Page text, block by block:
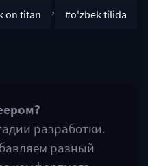
on titan , #o'zbek tilida
разработки.
разный